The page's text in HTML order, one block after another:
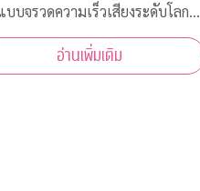
บจรวดความเร็วเสียงระดับโลกใน
“Spaceport America Cup 2022”
ฐอเมริกาอ่านเพิ่มเติม